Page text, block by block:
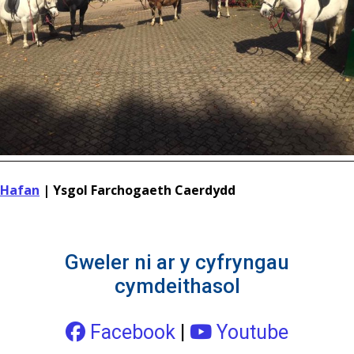
Hafan | Ysgol Farchogaeth Caerdydd
Gweler ni ar y cyfryngau
cymdeithasol
Facebook Youtube